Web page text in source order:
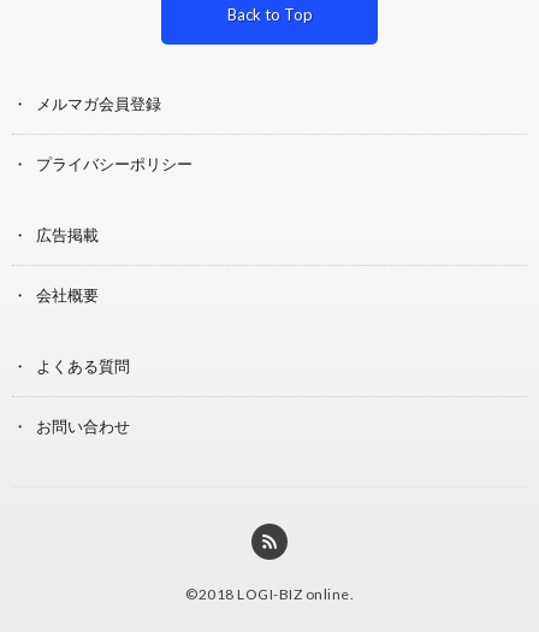
Back to Top
メルマガ会員登録
プライバシーポリシー
広告掲載
会社概要
よくある質問
お問い合わせ
©2018 LOGI-BIZ online